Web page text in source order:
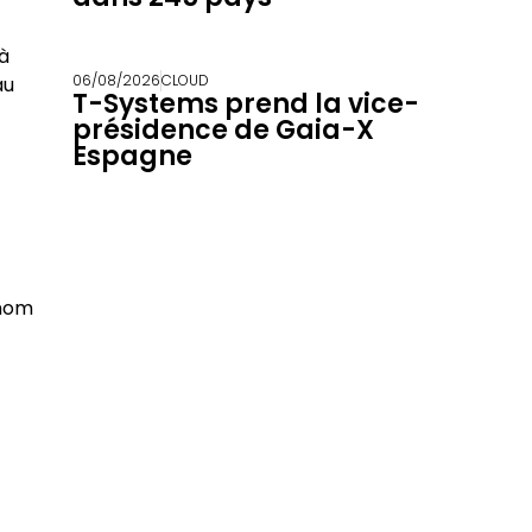
06/08/2026CLOUD
T-Systems prend la vice-
présidence de Gaia-X
Espagne